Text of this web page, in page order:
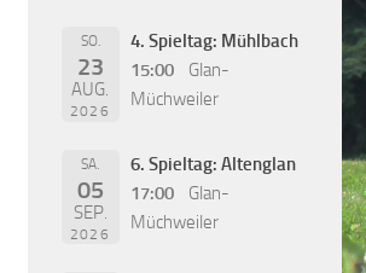
SO.
23
AUG.
2026
4. Spieltag: Mühlbach
15:00
Glan-
Müchweiler
SA.
05
SEP.
2026
6. Spieltag: Altenglan
17:00
Glan-
Müchweiler